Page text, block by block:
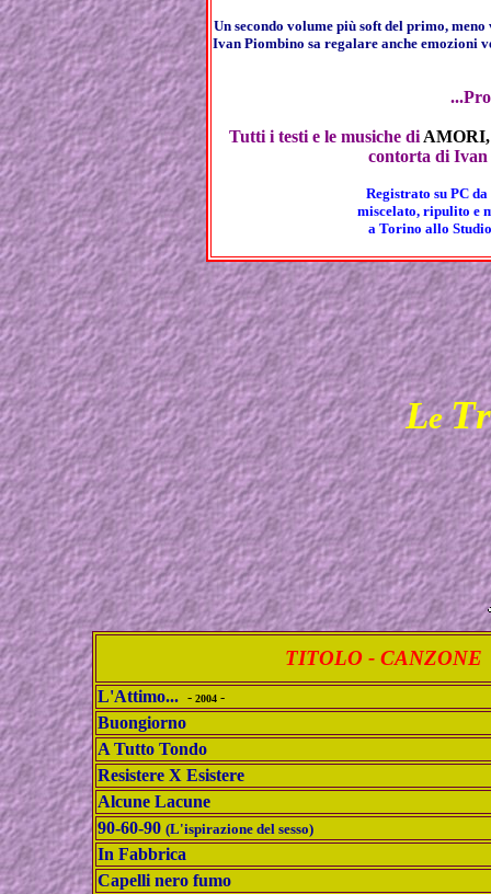
Un secondo volume più soft del primo,
Ivan Piombino sa regalare anche emozioni
Tutti i testi e le musiche di
contorta di
Registrato su PC
miscelato, ripulito e
a Torino allo
LeT
TITOLO - CANZONE
L'Attimo... - 2004-
Buongiorno
A Tutto Tondo
Resistere X Esistere
Alcune Lacune
90-60-90 (L'ispirazione del sesso)
In Fabbrica
Capelli nero fumo